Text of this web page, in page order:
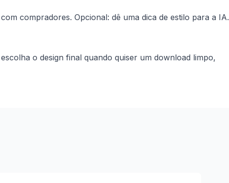
compradores. Opcional: dê uma dica de estilo para a IA.
o design final quando quiser um download limpo,